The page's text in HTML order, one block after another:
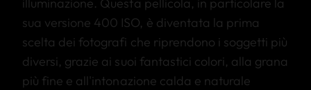
sua versione 400 ISO, è diventata la prima
scelta dei fotografi che riprendono i soggetti più
diversi, grazie ai suoi fantastici colori, alla grana
più fine e all'intonazione calda e naturale